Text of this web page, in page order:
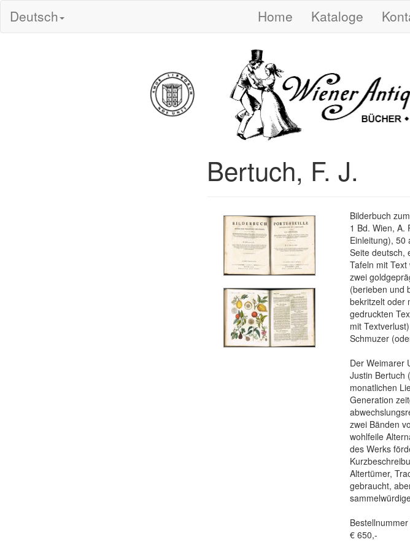
Deutsch Home Kataloge
Bertuch, F. J.
Bilderbuch
1 Bd. Wien, A.
Einleitung), 50
Seite deutsch,
Tafeln mit
zwei
(berieben und
bekritzelt oder
gedruckten
mit
Schmuzer
Der Weimarer
Justin Bertuch
monatlichen
Generation
zwei Bänden
wohlfeile
des Werks
Altertümer,
gebraucht,
€ 650,-